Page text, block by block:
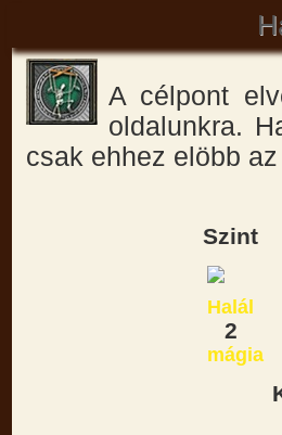
A célpont
oldalunkra.
csak ehhez elöbb
Szint
2